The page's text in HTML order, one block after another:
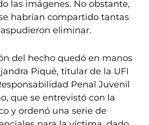
las imágenes. No obstante,
habrían compartido tantas
eliminar.
del hecho quedó en manos
Piqué, titular de la UFI
Penal Juvenil
que se entrevistó con la
y ordenó una serie de